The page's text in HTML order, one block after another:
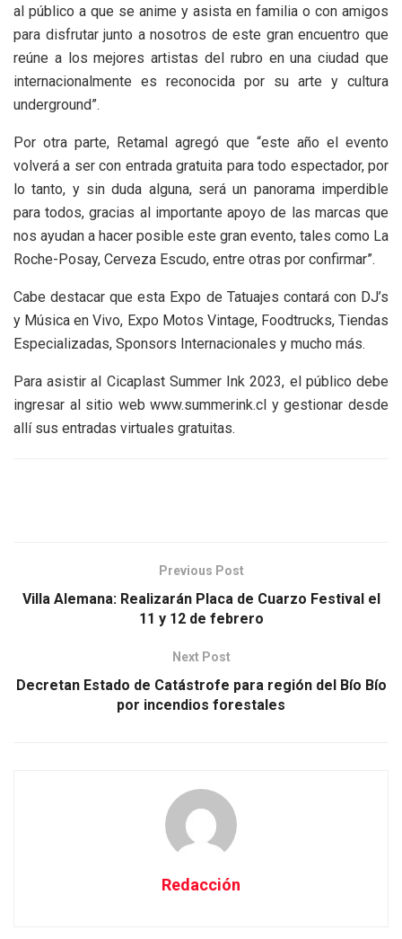
al público a que se anime y asista en familia o con amigos
para disfrutar junto a nosotros de este gran encuentro que
reúne a los mejores artistas del rubro en una ciudad que
internacionalmente es reconocida por su arte y cultura
underground”.
Por otra parte, Retamal agregó que “este año el evento
volverá a ser con entrada gratuita para todo espectador, por
lo tanto, y sin duda alguna, será un panorama imperdible
para todos, gracias al importante apoyo de las marcas que
nos ayudan a hacer posible este gran evento, tales como La
Roche-Posay, Cerveza Escudo, entre otras por confirmar”.
Cabe destacar que esta Expo de Tatuajes contará con DJ’s
y Música en Vivo, Expo Motos Vintage, Foodtrucks, Tiendas
Especializadas, Sponsors Internacionales y mucho más.
Para asistir al Cicaplast Summer Ink 2023, el público debe
ingresar al sitio web www.summerink.cl y gestionar desde
allí sus entradas virtuales gratuitas.
Previous Post
Villa Alemana: Realizarán Placa de Cuarzo Festival el
11 y 12 de febrero
Next Post
Decretan Estado de Catástrofe para región del Bío Bío
por incendios forestales
Redacción